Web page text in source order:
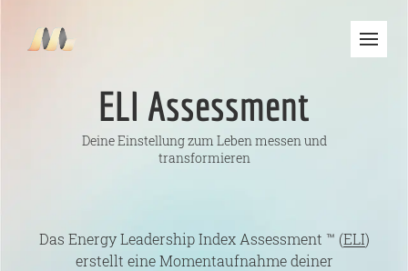
ELI Assessment
Deine Einstellung zum Leben messen und
transformieren
Das Energy Leadership Index Assessment ™ (ELI)
erstellt eine Momentaufnahme deiner